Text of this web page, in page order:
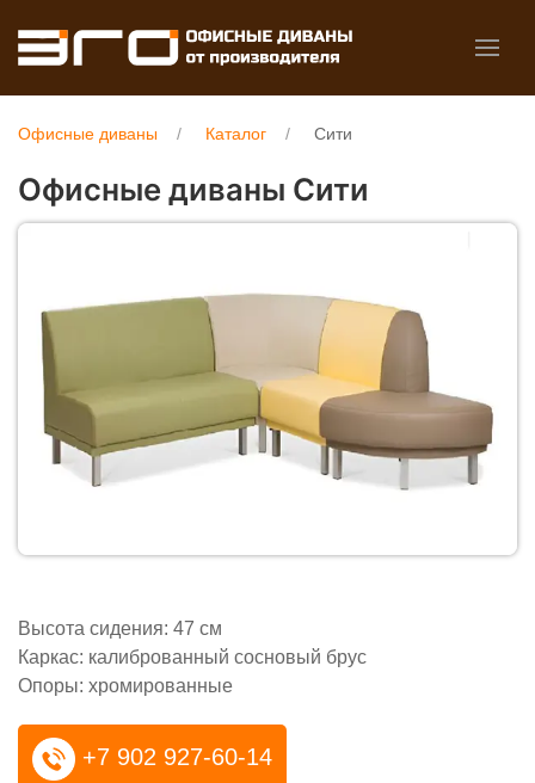
Офисные диваны Каталог Сити
Офисные диваны Сити
Высота сидения: 47 см
Каркас: калиброванный сосновый брус
Опоры: хромированные
+7 902 927-60-14